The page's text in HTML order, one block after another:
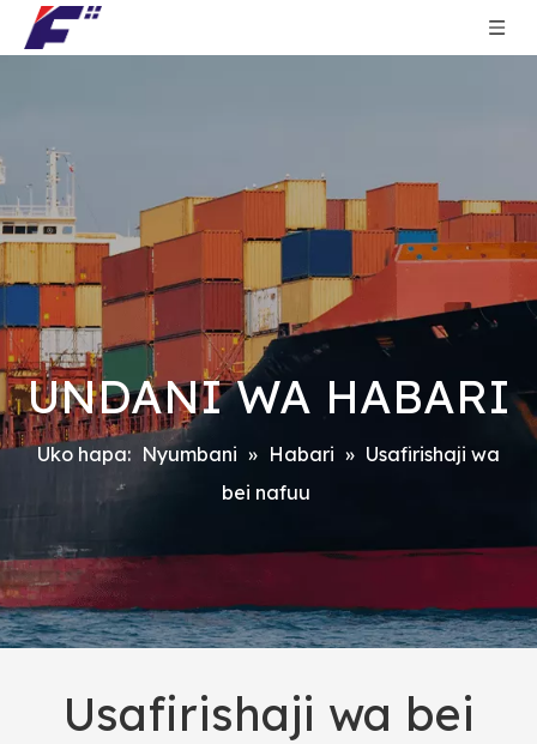
UNDANI WA HABARI
Uko hapa: Nyumbani » Habari » Usafirishaji wa
bei nafuu
Usafirishaji wa bei